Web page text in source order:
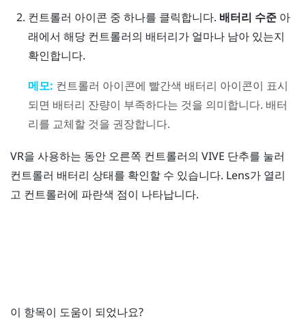
컨트롤러 아이콘 중 하나를 클릭합니다. 배터리 수준아
래에서 해당 컨트롤러의 배터리가 얼마나 남아 있는지
확인합니다.
메모: 컨트롤러 아이콘에 빨간색 배터리 아이콘이 표시
되면 배터리 잔량이 부족하다는 것을 의미합니다. 배터
리를 교체할 것을 권장합니다.
VR을 사용하는 동안 오른쪽 컨트롤러의 VIVE 단추를 눌러
컨트롤러 배터리 상태를 확인할 수 있습니다. Lens가 열리
고 컨트롤러에 파란색 점이 나타납니다.
이 항목이 도움이 되었나요?